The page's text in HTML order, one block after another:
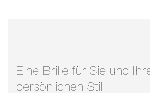
Eine Brille für Sie und Ihren
persönlichen Stil